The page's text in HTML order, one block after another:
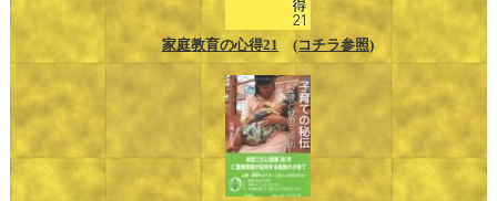
家庭教育の心得21 (コチラ参照)